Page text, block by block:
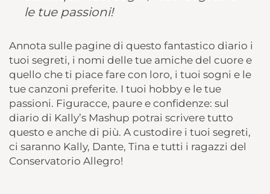
le tue passioni!
Annota sulle pagine di questo fantastico diario i
tuoi segreti, i nomi delle tue amiche del cuore e
quello che ti piace fare con loro, i tuoi sogni e le
tue canzoni preferite. I tuoi hobby e le tue
passioni. Figuracce, paure e confidenze: sul
diario di Kally’s Mashup potrai scrivere tutto
questo e anche di più. A custodire i tuoi segreti,
ci saranno Kally, Dante, Tina e tutti i ragazzi del
Conservatorio Allegro!